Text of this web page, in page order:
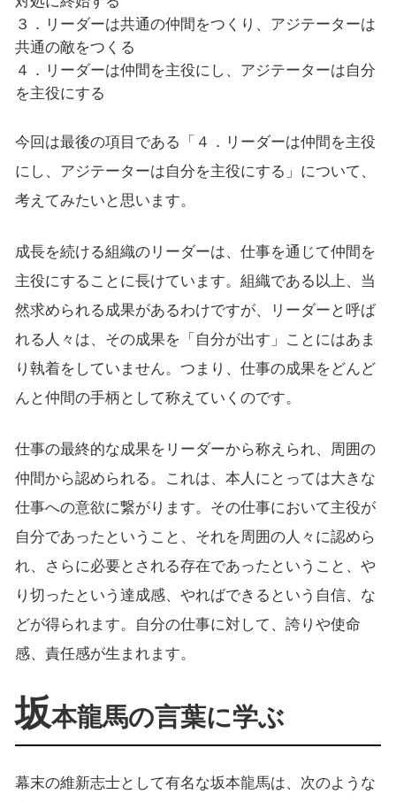
３．リーダーは共通の仲間をつくり、アジテーターは
共通の敵をつくる
４．リーダーは仲間を主役にし、アジテーターは自分
を主役にする
今回は最後の項目である「４．リーダーは仲間を主役
にし、アジテーターは自分を主役にする」について、
考えてみたいと思います。
成長を続ける組織のリーダーは、仕事を通じて仲間を
主役にすることに長けています。組織である以上、当
然求められる成果があるわけですが、リーダーと呼ば
れる人々は、その成果を「自分が出す」ことにはあま
り執着をしていません。つまり、仕事の成果をどんど
んと仲間の手柄として称えていくのです。
仕事の最終的な成果をリーダーから称えられ、周囲の
仲間から認められる。これは、本人にとっては大きな
仕事への意欲に繋がります。その仕事において主役が
自分であったということ、それを周囲の人々に認めら
れ、さらに必要とされる存在であったということ、や
り切ったという達成感、やればできるという自信、な
どが得られます。自分の仕事に対して、誇りや使命
感、責任感が生まれます。
坂本龍馬の言葉に学ぶ
幕末の維新志士として有名な坂本龍馬は、次のような